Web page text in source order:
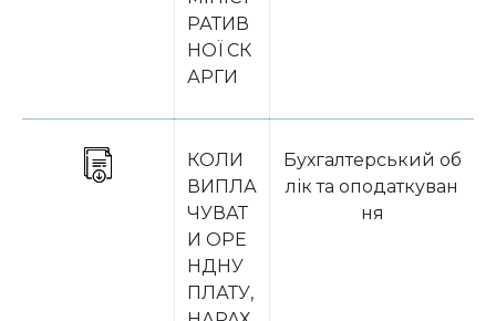
РАТИВ
НОЇ СК
АРГИ
КОЛИ
ВИПЛА
ЧУВАТ
И ОРЕ
НДНУ
ПЛАТУ,
Бухгалтерський об
лік та оподаткуван
ня